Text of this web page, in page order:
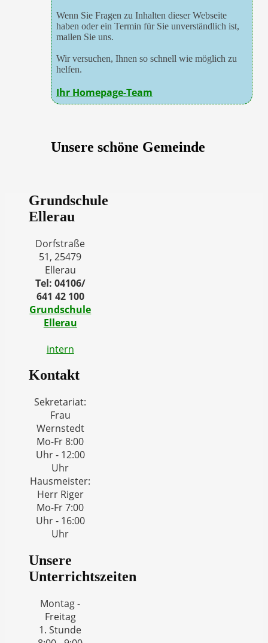
Wenn Sie Fragen zu Inhalten dieser Webseite
haben oder ein Termin für Sie unverständlich ist,
mailen Sie uns.
Wir versuchen, Ihnen so schnell wie möglich zu
helfen.
Ihr Homepage-Team
Unsere schöne Gemeinde
Grundschule
Ellerau
Dorfstraße
51, 25479
Ellerau
Tel: 04106/
641 42 100
Grundschule
Ellerau
intern
Kontakt
Sekretariat:
Frau
Wernstedt
Mo-Fr 8:00
Uhr - 12:00
Uhr
Hausmeister:
Herr Riger
Mo-Fr 7:00
Uhr - 16:00
Uhr
Unsere
Unterrichtszeiten
Montag -
Freitag
1. Stunde